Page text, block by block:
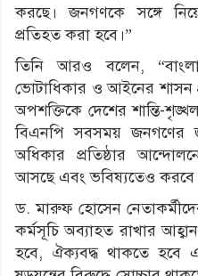
করছে। জনগণকে সঙ্গে
প্রতিহত করা হবে।”
তিনি আরও বলেন,
ভোটাধিকার ও আইনের শাসন
অপশক্তিকে দেশের শান্তি-
বিএনপি সবসময় জনগণের
অধিকার প্রতিষ্ঠার
আসছে এবং ভবিষ্যতেও
ড. মারুফ হোসেন নেতাকর্মীদের
কর্মসূচি অব্যাহত রাখার
হবে, ঐক্যবদ্ধ থাকতে হবে